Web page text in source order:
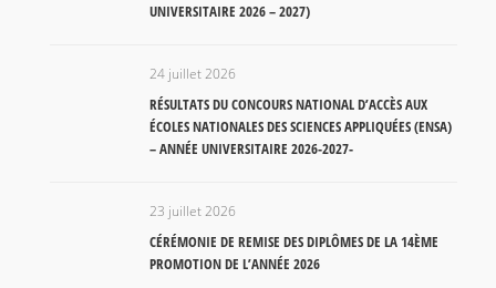
UNIVERSITAIRE 2026 – 2027)
24 juillet 2026
RÉSULTATS DU CONCOURS NATIONAL D’ACCÈS AUX
ÉCOLES NATIONALES DES SCIENCES APPLIQUÉES (ENSA)
– ANNÉE UNIVERSITAIRE 2026-2027-
23 juillet 2026
CÉRÉMONIE DE REMISE DES DIPLÔMES DE LA 14ÈME
PROMOTION DE L’ANNÉE 2026